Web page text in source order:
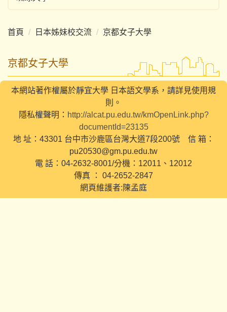
首頁 日本姊妹校交流 京都女子大學
京都女子大學
本網站著作權屬於靜宜大學 日本語文學系，請詳見使用規
則。
隱私權聲明： http://alcat.pu.edu.tw/kmOpenLink.php?
documentId=23135
地 址：43301 台中市沙鹿區台灣大道7段200號 信 箱：
pu20530@gm.pu.edu.tw
電 話：04-2632-8001/分機：12011、12012
傳真 ： 04-2652-2847
網頁維護者:陳孟庭